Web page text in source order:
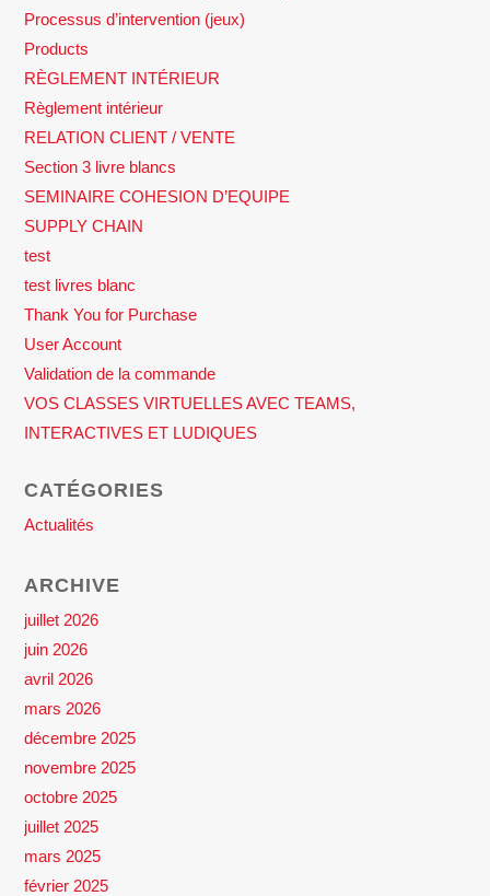
Processus d’intervention (jeux)
Products
RÈGLEMENT INTÉRIEUR
Règlement intérieur
RELATION CLIENT / VENTE
Section 3 livre blancs
SEMINAIRE COHESION D’EQUIPE
SUPPLY CHAIN
test
test livres blanc
Thank You for Purchase
User Account
Validation de la commande
VOS CLASSES VIRTUELLES AVEC TEAMS,
INTERACTIVES ET LUDIQUES
CATÉGORIES
Actualités
ARCHIVE
juillet 2026
juin 2026
avril 2026
mars 2026
décembre 2025
novembre 2025
octobre 2025
juillet 2025
mars 2025
février 2025